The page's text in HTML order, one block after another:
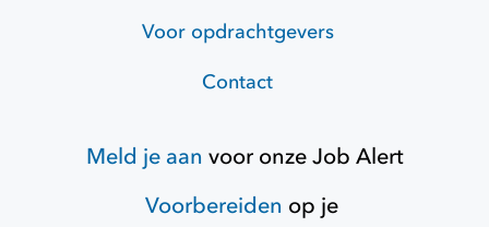
Voor opdrachtgevers
Contact
Meld je aan voor onzeJob Alert
Voorbereiden op je